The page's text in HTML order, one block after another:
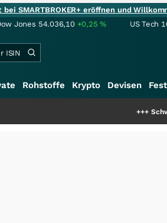
SMARTBROKER+ eröffnen und
Jones 54.036,10 +0,25% US Tech
Rohstoffe Krypto Devisen
Schwere Seltene